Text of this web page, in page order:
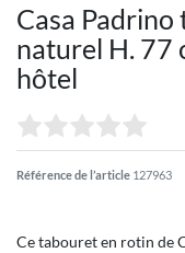
Casa
naturel H. 77
hôtel
Référence de l’article 127963
Ce tabouret en rotin de